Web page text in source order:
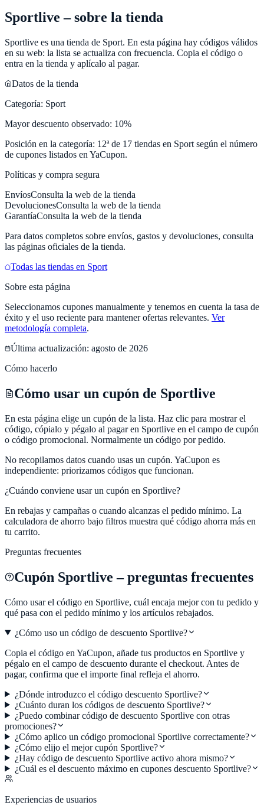
Sportlive – sobre la tienda
Sportlive es una tienda de Sport. En esta página hay códigos válidos
en su web: la lista se actualiza con frecuencia. Copia el código o
entra en la tienda y aplícalo al pagar.
Datos de la tienda
Categoría: Sport
Mayor descuento observado: 10%
Posición en la categoría: 12ª de 17 tiendas en Sport según el número
de cupones listados en YaCupon.
Políticas y compra segura
EnvíosConsulta la web de la tienda
DevolucionesConsulta la web de la tienda
GarantíaConsulta la web de la tienda
Para datos completos sobre envíos, gastos y devoluciones, consulta
las páginas oficiales de la tienda.
Todas las tiendas en Sport
Sobre esta página
Seleccionamos cupones manualmente y tenemos en cuenta la tasa de
éxito y el uso reciente para mantener ofertas relevantes. Ver
metodología completa.
Última actualización: agosto de 2026
Cómo hacerlo
Cómo usar un cupón de Sportlive
En esta página elige un cupón de la lista. Haz clic para mostrar el
código, cópialo y pégalo al pagar en Sportlive en el campo de cupón
o código promocional. Normalmente un código por pedido.
No recopilamos datos cuando usas un cupón. YaCupon es
independiente: priorizamos códigos que funcionan.
¿Cuándo conviene usar un cupón en Sportlive?
En rebajas y campañas o cuando alcanzas el pedido mínimo. La
calculadora de ahorro bajo filtros muestra qué código ahorra más en
tu carrito.
Preguntas frecuentes
Cupón Sportlive – preguntas frecuentes
Cómo usar el código en Sportlive, cuál encaja mejor con tu pedido y
qué pasa con el pedido mínimo y los artículos rebajados.
¿Cómo uso un código de descuento Sportlive?
Copia el código en YaCupon, añade tus productos en Sportlive y
pégalo en el campo de descuento durante el checkout. Antes de
pagar, confirma que el importe final refleja el ahorro.
¿Dónde introduzco el código descuento Sportlive?
¿Cuánto duran los códigos de descuento Sportlive?
¿Puedo combinar código de descuento Sportlive con otras
promociones?
¿Cómo aplico un código promocional Sportlive correctamente?
¿Cómo elijo el mejor cupón Sportlive?
¿Hay código de descuento Sportlive activo ahora mismo?
¿Cuál es el descuento máximo en cupones descuento Sportlive?
Experiencias de usuarios